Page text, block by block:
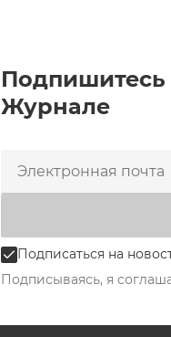
Журнале
Подписаться на
Подписываясь, я